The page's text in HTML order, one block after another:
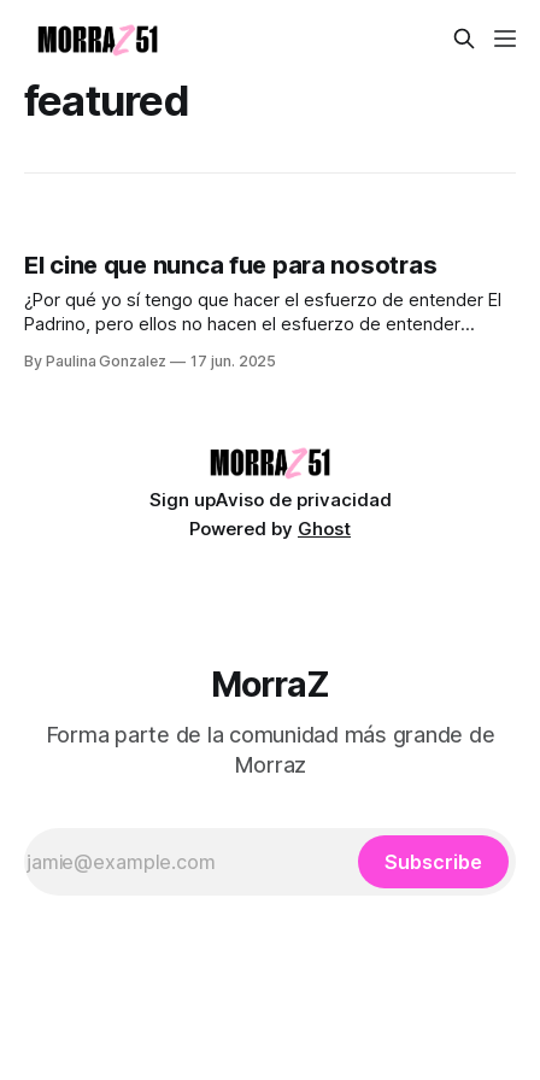
featured
El cine que nunca fue para nosotras
¿Por qué yo sí tengo que hacer el esfuerzo de entender El
Padrino, pero ellos no hacen el esfuerzo de entender
de ver las películas clásicas que todo mundo veía, porque
By Paulina Gonzalez 17 jun. 2025
Sign upAviso de privacidad
Powered by Ghost
MorraZ
Forma parte de la comunidad más grande de
Morraz
Subscribe